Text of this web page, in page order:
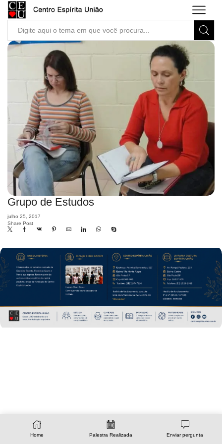
Search
Grupo de Estudos
julho 25, 2017
Share Post
Home Palestra Realizada Enviar pergunta